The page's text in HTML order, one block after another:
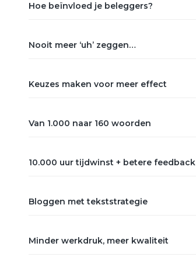
Hoe beïnvloed je beleggers?
Nooit meer ‘uh’ zeggen…
Keuzes maken voor meer effect
Van 1.000 naar 160 woorden
10.000 uur tijdwinst + betere feedback
Bloggen met tekststrategie
Minder werkdruk, meer kwaliteit